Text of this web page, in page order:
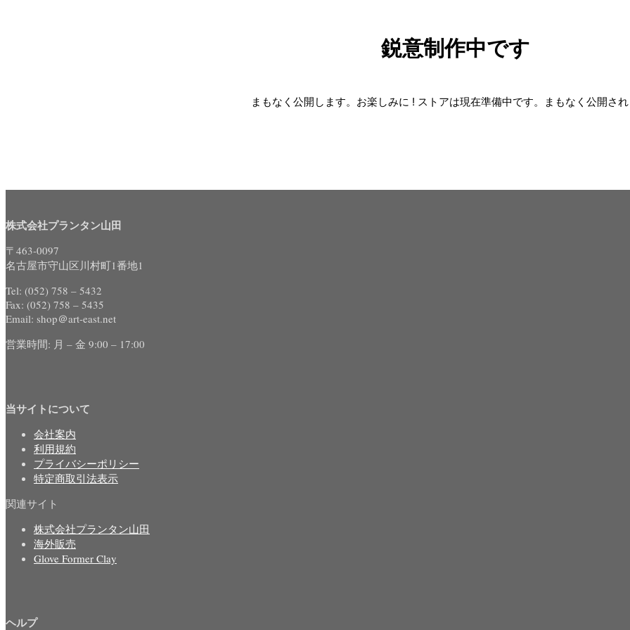
鋭意制作中です
まもなく公開します。お楽しみに ! ストアは現在準備中です。まもなく公開さ
株式会社プランタン山田
〒463-0097
名古屋市守山区川村町1番地1
Tel: (052) 758 – 5432
Fax: (052) 758 – 5435
Email: shop＠art-east.net
営業時間: 月 – 金 9:00 – 17:00
当サイトについて
会社案内
利用規約
プライバシーポリシー
特定商取引法表示
関連サイト
株式会社プランタン山田
海外販売
Glove Former Clay
ヘルプ